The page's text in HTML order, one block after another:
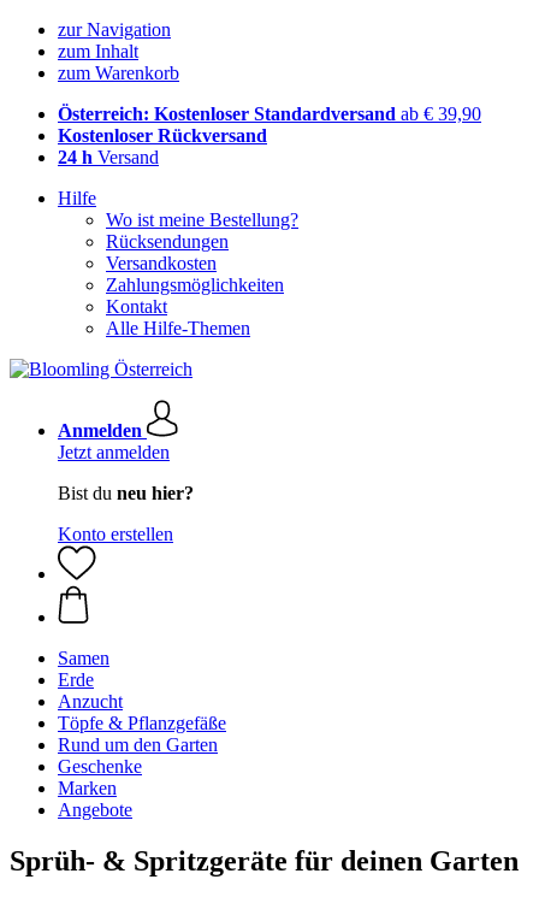
zur Navigation
zum Inhalt
zum Warenkorb
Österreich: Kostenloser Standardversand ab € 39,90
Kostenloser Rückversand
24 h Versand
Hilfe
Wo ist meine Bestellung?
Rücksendungen
Versandkosten
Zahlungsmöglichkeiten
Kontakt
Alle Hilfe-Themen
Anmelden
Jetzt anmelden
Bist du neu hier?
Konto erstellen
Samen
Erde
Anzucht
Töpfe & Pflanzgefäße
Rund um den Garten
Geschenke
Marken
Angebote
Sprüh- & Spritzgeräte für deinen Garten